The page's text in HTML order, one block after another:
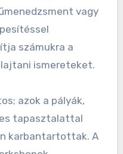
vagy
számukra a
ismereteket.
azok a pályák,
tapasztalattal
karbantartottak. A